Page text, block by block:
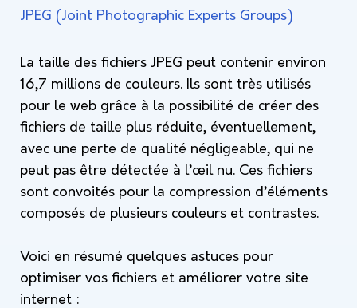
JPEG (Joint Photographic Experts Groups)
La taille des fichiers JPEG peut contenir environ
16,7 millions de couleurs. Ils sont très utilisés
pour le web grâce à la possibilité de créer des
fichiers de taille plus réduite, éventuellement,
avec une perte de qualité négligeable, qui ne
peut pas être détectée à l’œil nu. Ces fichiers
sont convoités pour la compression d’éléments
composés de plusieurs couleurs et contrastes.
Voici en résumé quelques astuces pour
optimiser vos fichiers et améliorer votre site
internet :